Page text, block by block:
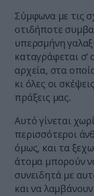
Σύμφωνα με τις
οτιδήποτε
υπερσμήνη
καταγράφεται σ’
αρχεία, στα
κι όλες οι
πράξεις μας.
Αυτό γίνεται
περισσότεροι
όμως, και τα
άτομα μπορούν
συνειδητά με
και να